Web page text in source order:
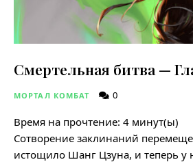
Смертельная битва —
МОРТАЛ КОМБАТ 0
Время на прочтение: 4 минут(ы)
Сотворение заклинаний
истощило Шанг Цзуна, и теперь у